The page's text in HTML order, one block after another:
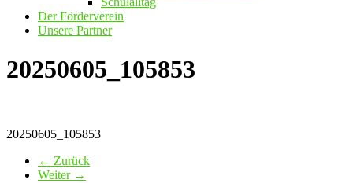
Der Förderverein
Unsere Partner
20250605_105853
20250605_105853
← Zurück
Weiter →